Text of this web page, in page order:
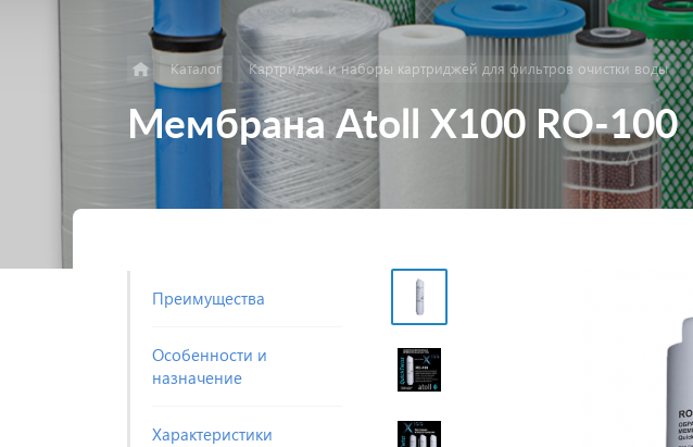
Каталог Картриджи и наборы картриджей для фильтров очистки воды
Мембрана Atoll X100 RO-100
Преимущества
Особенности и
назначение
Характеристики